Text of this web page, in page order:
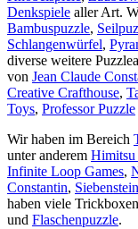
Denkspiele aller Art.
Bambuspuzzle,
Schlangenwürfel,
diverse weitere
von Jean Claude
Creative Crafthouse,
Toys, Professor Puzzle
Wir haben im Bereich
unter anderem Himitsu
Infinite Loop Games,
Constantin, Siebenstein
haben viele
und Flaschenpuzzle.